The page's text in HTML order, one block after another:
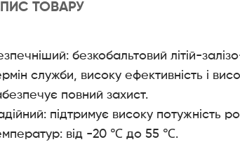
ТОВАРУ
безкобальтовий літій-
служби, високу ефективність і
повний захист.
підтримує високу потужність
від -20 ℃ до 55 ℃.